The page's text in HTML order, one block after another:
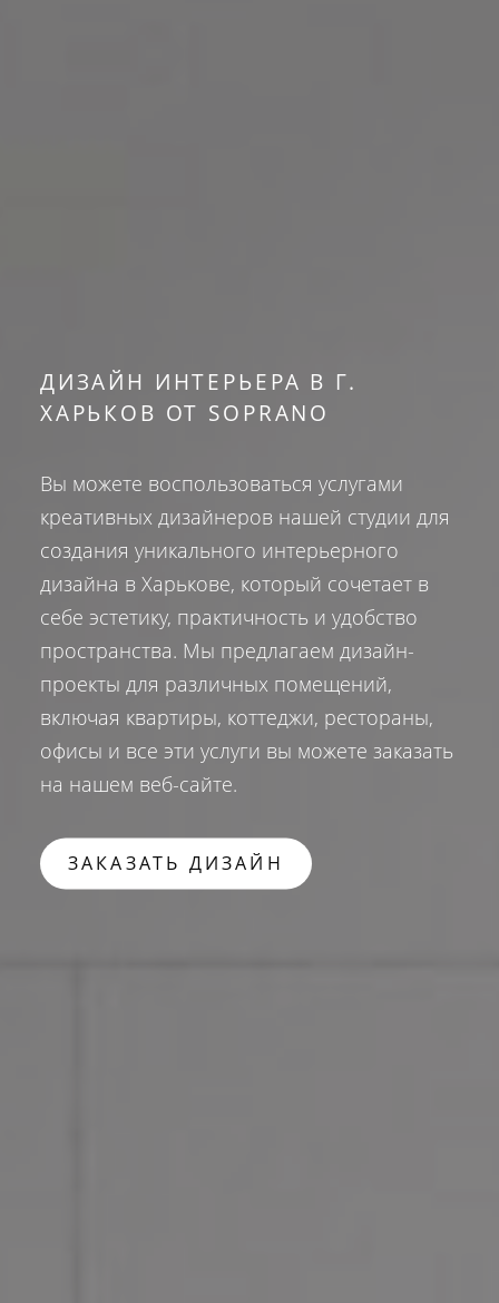
ДИЗАЙН ИНТЕРЬЕРА В Г.
ХАРЬКОВ ОТ SOPRANO
Вы можете воспользоваться услугами
креативных дизайнеров нашей студии для
создания уникального интерьерного
дизайна в Харькове, который сочетает в
себе эстетику, практичность и удобство
пространства. Мы предлагаем дизайн-
проекты для различных помещений,
включая квартиры, коттеджи, рестораны,
офисы и все эти услуги вы можете заказать
на нашем веб-сайте.
ЗАКАЗАТЬ ДИЗАЙН